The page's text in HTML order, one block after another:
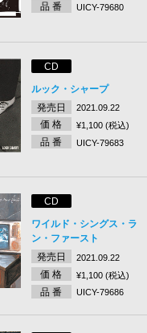
品 番 UICY-79680
CD
ルック・シャープ
発売日
2021.09.22
価 格 ¥1,100 (税込)
品 番 UICY-79683
CD
ワイルド・シングス・ラ
ン・ファースト
発売日
2021.09.22
価 格 ¥1,100 (税込)
品 番 UICY-79686